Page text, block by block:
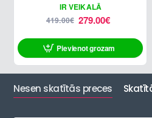
ATLAIDE
IR VEIKALĀ
279.00€
419.00€
Pievienot grozam
Nesen skatītās preces